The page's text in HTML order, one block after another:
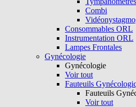
Combi
Consommables ORL
Instrumentation ORL
Lampes Frontales
Gynécologie
Gynécologie
Voir tout
Fauteuils
Fauteuils
Voir tout